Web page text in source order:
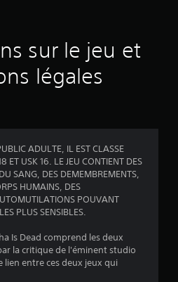
a
:
4
0
sur le jeu et
légales
ADULTE, IL EST CLASSE
ET USK 16. LE JEU CONTIENT DES
SANG, DES DEMEMBREMENTS,
HUMAINS, DES
POUVANT
PLUS SENSIBLES.
Is Dead comprend les deux
la critique de l'éminent studio
lien entre ces deux jeux qui